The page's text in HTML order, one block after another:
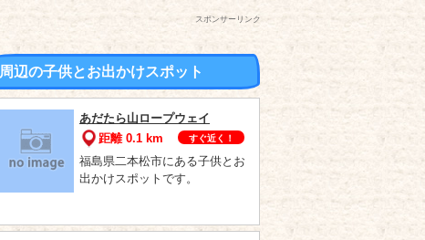
スポンサーリンク
周辺の子供とお出かけスポット
あだたら山ロープウェイ
距離 0.1 km
すぐ近く！
福島県二本松市にある子供とお
出かけスポットです。